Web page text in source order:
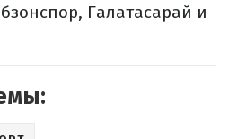
Галатасарай и